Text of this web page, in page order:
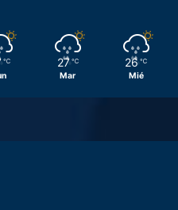
℃ 27 ℃
Mar
26 ℃
Mié